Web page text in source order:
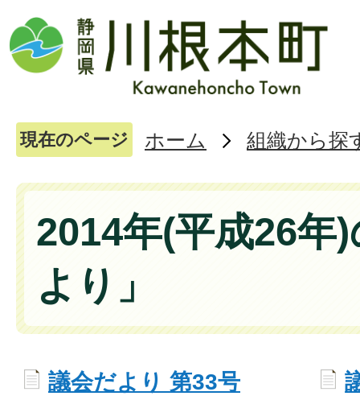
現在のページ ホーム 組織から探
2014年(平成26年
より」
議会だより 第33号